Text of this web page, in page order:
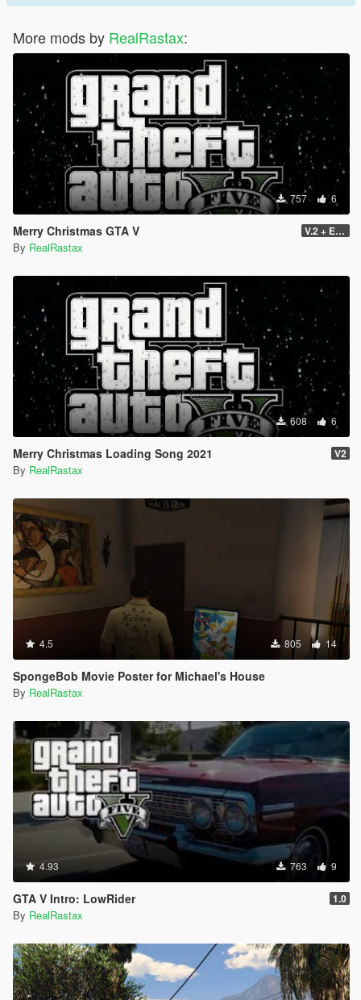
More mods by RealRastax:
757 6
Merry Christmas GTA V V.2 + Extra
By RealRastax
608 6
Merry Christmas Loading Song 2021 V2
By RealRastax
4.5 805 14
SpongeBob Movie Poster for Michael's House
By RealRastax
4.93 763 9
GTA V Intro: LowRider 1.0
By RealRastax